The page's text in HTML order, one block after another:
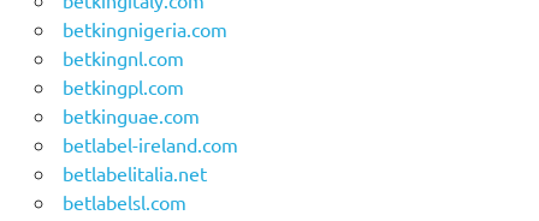
betkingnigeria.com
betkingnl.com
betkingpl.com
betkinguae.com
betlabel-ireland.com
betlabelitalia.net
betlabelsl.com